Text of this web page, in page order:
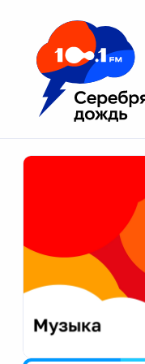
Москва 100.1 FM
Апатиты
Екатеринбург
Калининград
Калуга